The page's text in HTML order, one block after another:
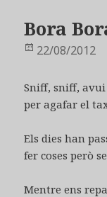
Bora
Publicat
22/08/2012
Sniff, sniff,
per agafar el
Els dies han
fer coses però
Mentre ens